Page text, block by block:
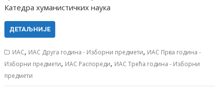
Катедра хуманистичких наука
ДЕТАЉНИЈЕ
ИАС, ИАС Друга година - Изборни предмети, ИАС Прва година -
Изборни предмети, ИАС Распореди, ИАС Трећа година - Изборни
предмети